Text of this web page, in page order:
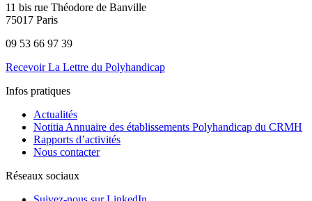
11 bis rue Théodore de Banville
75017 Paris
09 53 66 97 39
Recevoir La Lettre du Polyhandicap
Infos pratiques
Actualités
Notitia Annuaire des établissements Polyhandicap du CRMH
Rapports d’activités
Nous contacter
Réseaux sociaux